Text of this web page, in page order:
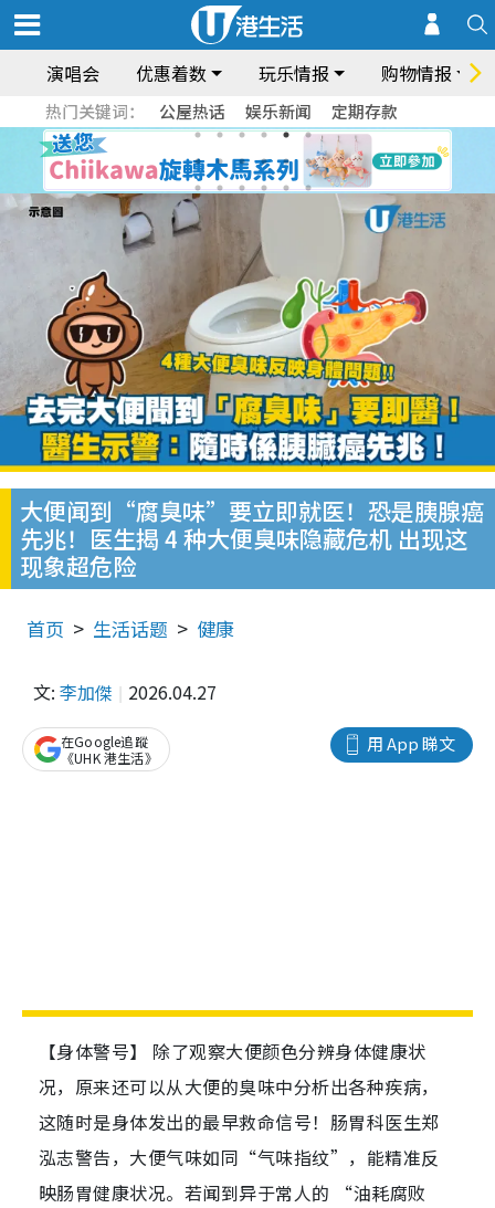
演唱会 优惠着数 玩乐情报 购物情报
热门关键词： 公屋热话 娱乐新闻 定期存款
大便闻到“腐臭味”要立即就医！恐是胰腺癌
先兆！医生揭 4 种大便臭味隐藏危机 出现这
现象超危险
首页 生活话题 健康
文: 李加傑 2026.04.27
用 App 睇文
在Google追蹤
《UHK 港生活》
【身体警号】 除了观察大便颜色分辨身体健康状
况，原来还可以从大便的臭味中分析出各种疾病，
这随时是身体发出的最早救命信号！肠胃科医生郑
泓志警告，大便气味如同“气味指纹”，能精准反
映肠胃健康状况。若闻到异于常人的 “油耗腐败